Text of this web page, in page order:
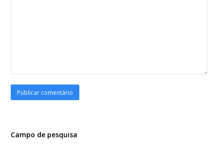
Campo de pesquisa